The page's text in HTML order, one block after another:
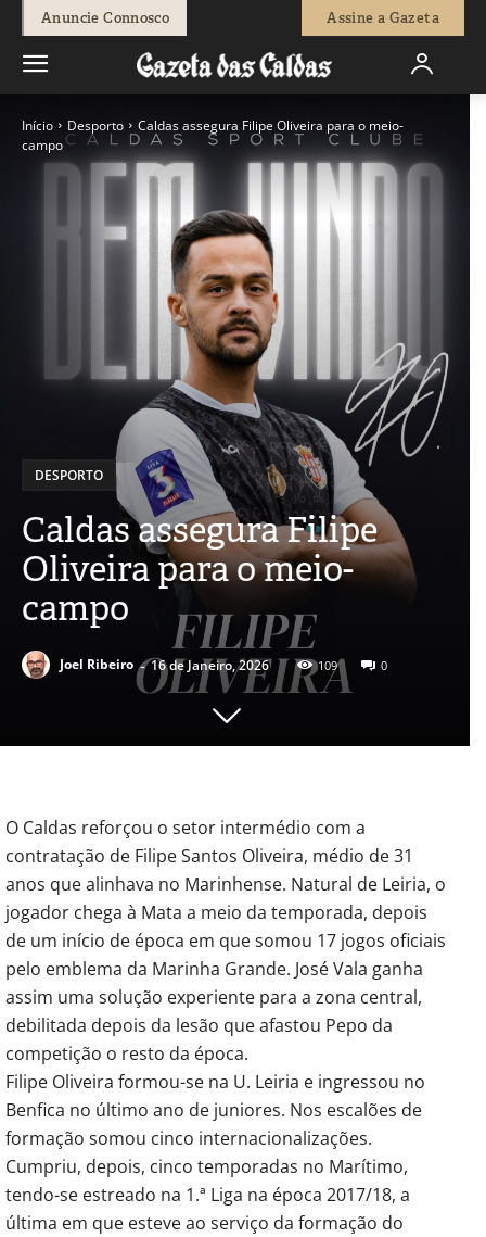
Anuncie Connosco Assine a Gazeta
Início Desporto
Caldas assegura Filipe Oliveira para o meio-
campo
DESPORTO
Caldas assegura Filipe
Oliveira para o meio-
campo
Joel Ribeiro - 16 de Janeiro, 2026 109 0
O Caldas reforçou o setor intermédio com a
contratação de Filipe Santos Oliveira, médio de 31
anos que alinhava no Marinhense. Natural de Leiria, o
jogador chega à Mata a meio da temporada, depois
de um início de época em que somou 17 jogos oficiais
pelo emblema da Marinha Grande. José Vala ganha
assim uma solução experiente para a zona central,
debilitada depois da lesão que afastou Pepo da
competição o resto da época.
Filipe Oliveira formou-se na U. Leiria e ingressou no
Benfica no último ano de juniores. Nos escalões de
formação somou cinco internacionalizações.
Cumpriu, depois, cinco temporadas no Marítimo,
tendo-se estreado na 1.ª Liga na época 2017/18, a
última em que esteve ao serviço da formação do